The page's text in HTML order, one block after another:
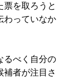
票を取ろうと
わっていなか
るべく自分の
補者が注目さ